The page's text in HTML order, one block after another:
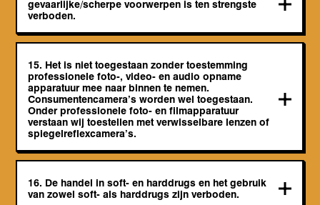
gevaarlijke/scherpe voorwerpen is ten strengste
verboden.
15. Het is niet toegestaan zonder toestemming
professionele foto-, video- en audio opname
apparatuur mee naar binnen te nemen.
Consumentencamera’s worden wel toegestaan.
Onder professionele foto- en filmapparatuur
verstaan wij toestellen met verwisselbare lenzen of
spiegelreflexcamera’s.
16. De handel in soft- en harddrugs en het gebruik
van zowel soft- als harddrugs zijn verboden.